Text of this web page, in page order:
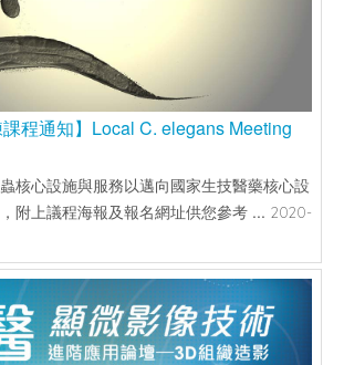
課程通知】Local C. elegans Meeting
核心設施與服務以邁向國家生技醫藥核心設
附上議程海報及報名網址供您參考 ... 2020-